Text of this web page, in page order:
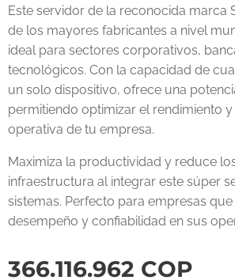
Este servidor de la reconocida marca
de los mayores fabricantes a nivel
ideal para sectores corporativos,
tecnológicos. Con la capacidad de
un solo dispositivo, ofrece una
permitiendo optimizar el rendimiento y
operativa de tu empresa.
Maximiza la productividad y reduce
infraestructura al integrar este súper
sistemas. Perfecto para empresas
desempeño y confiabilidad en sus
366.116.962 COP